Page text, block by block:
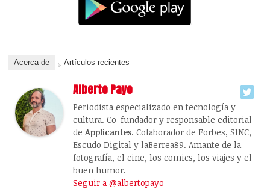
Acerca de Artículos recientes
Alberto Payo
Periodista especializado en tecnología y
cultura. Co-fundador y responsable editorial
deApplicantes. Colaborador de Forbes, SINC,
Escudo Digital y laBerrea89. Amante de la
fotografía, el cine, los comics, los viajes y el
buen humor.
Seguir a @albertopayo